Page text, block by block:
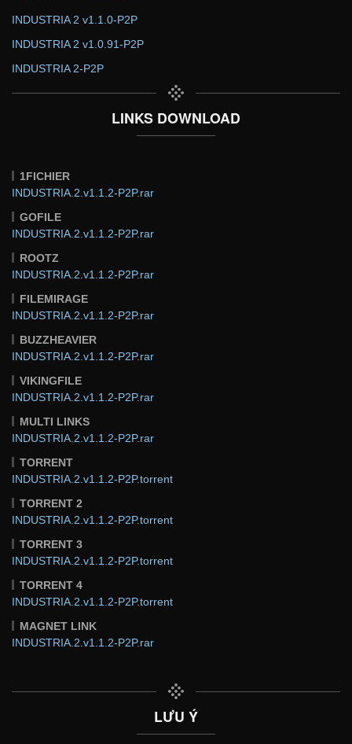
INDUSTRIA 2 v1.1.0-P2P
INDUSTRIA 2 v1.0.91-P2P
INDUSTRIA 2-P2P
LINKS DOWNLOAD
1FICHIER
INDUSTRIA.2.v1.1.2-P2P.rar
GOFILE
INDUSTRIA.2.v1.1.2-P2P.rar
ROOTZ
INDUSTRIA.2.v1.1.2-P2P.rar
FILEMIRAGE
INDUSTRIA.2.v1.1.2-P2P.rar
BUZZHEAVIER
INDUSTRIA.2.v1.1.2-P2P.rar
VIKINGFILE
INDUSTRIA.2.v1.1.2-P2P.rar
MULTI LINKS
INDUSTRIA.2.v1.1.2-P2P.rar
TORRENT
INDUSTRIA.2.v1.1.2-P2P.torrent
TORRENT 2
INDUSTRIA.2.v1.1.2-P2P.torrent
TORRENT 3
INDUSTRIA.2.v1.1.2-P2P.torrent
TORRENT 4
INDUSTRIA.2.v1.1.2-P2P.torrent
MAGNET LINK
INDUSTRIA.2.v1.1.2-P2P.rar
LƯU Ý